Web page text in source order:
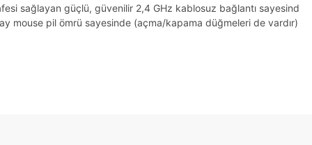
sağlayan güçlü, güvenilir 2,4 GHz kablosuz bağlantı sayesind
mouse pil ömrü sayesinde (açma/kapama düğmeleri de vardır)